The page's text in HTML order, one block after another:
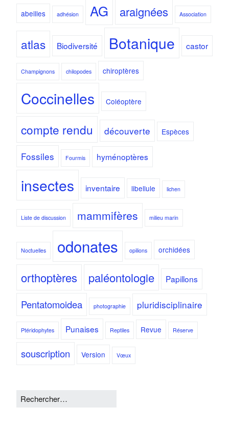
abeilles adhésion AG araignées Association
atlas Biodiversité Botanique castor
Champignons chilopodes chiroptères
Coccinelles Coléoptère
compte rendu découverte Espèces
Fossiles Fourmis hyménoptères
insectes inventaire libellule lichen
Liste de discussion mammifères milieu marin
Noctuelles odonates opilions orchidées
orthoptères paléontologie Papillons
Pentatomoidea photographie pluridisciplinaire
Ptéridophytes Punaises Reptiles Revue Réserve
souscription Version Vœux